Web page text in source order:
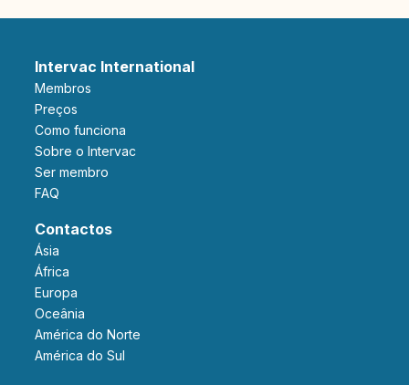
Intervac International
Membros
Preços
Como funciona
Sobre o Intervac
Ser membro
FAQ
Contactos
Ásia
África
Europa
Oceânia
América do Norte
América do Sul